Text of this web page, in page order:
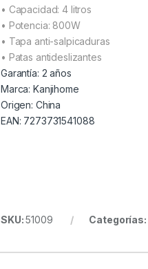
• Capacidad: 4 litros
• Potencia: 800W
• Tapa anti-salpicaduras
• Patas antideslizantes
Garantía: 2 años
Marca: Kanjihome
Origen: China
EAN: 7273731541088
SKU:51009 Categorías: